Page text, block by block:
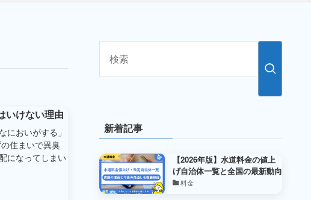
いけない理由
においがする」
住まいで異臭
になってしまい
新着記事
【2026年版】水道料金の値上
げ自治体一覧と全国の最新動向
料金